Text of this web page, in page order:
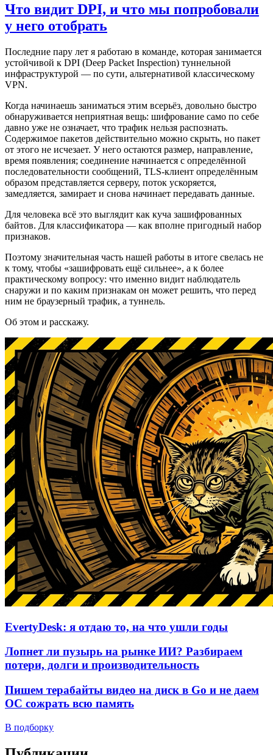
Что видит DPI, и что мы попробовали
у него отобрать
Последние пару лет я работаю в команде, которая занимается
устойчивой к DPI (Deep Packet Inspection) туннельной
инфраструктурой — по сути, альтернативой классическому
VPN.
Когда начинаешь заниматься этим всерьёз, довольно быстро
обнаруживается неприятная вещь: шифрование само по себе
давно уже не означает, что трафик нельзя распознать.
Содержимое пакетов действительно можно скрыть, но пакет
от этого не исчезает. У него остаются размер, направление,
время появления; соединение начинается с определённой
последовательности сообщений, TLS-клиент определённым
образом представляется серверу, поток ускоряется,
замедляется, замирает и снова начинает передавать данные.
Для человека всё это выглядит как куча зашифрованных
байтов. Для классификатора — как вполне пригодный набор
признаков.
Поэтому значительная часть нашей работы в итоге свелась не
к тому, чтобы «зашифровать ещё сильнее», а к более
практическому вопросу: что именно видит наблюдатель
снаружи и по каким признакам он может решить, что перед
ним не браузерный трафик, а туннель.
Об этом и расскажу.
EvertyDesk: я отдаю то, на что ушли годы
Лопнет ли пузырь на рынке ИИ? Разбираем
потери, долги и производительность
Пишем терабайты видео на диск в Go и не даем
ОС сожрать всю память
В подборку